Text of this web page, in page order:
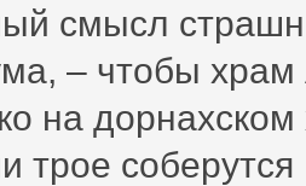
смысл
– чтобы
на
трое